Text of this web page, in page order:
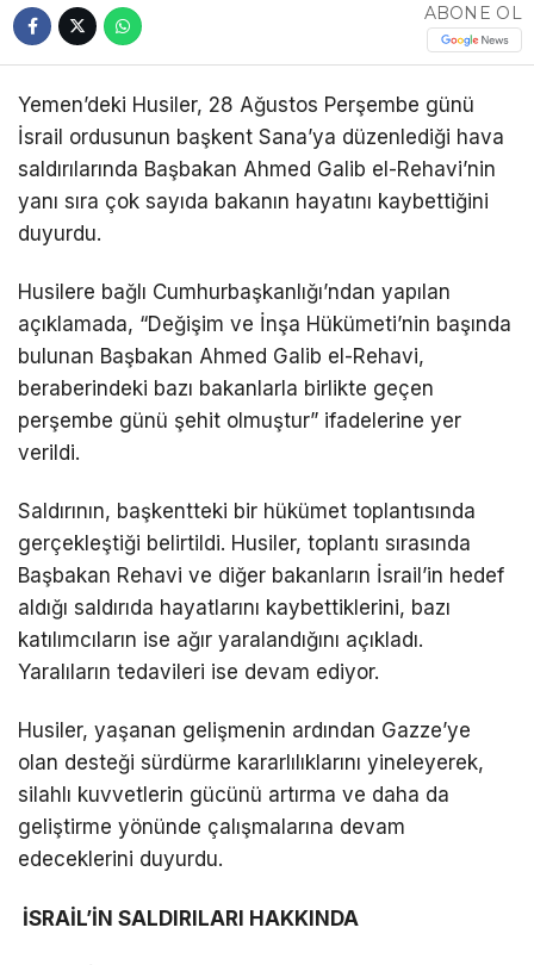
ABONE OL
Yemen’deki Husiler, 28 Ağustos Perşembe günü
İsrail ordusunun başkent Sana’ya düzenlediği hava
saldırılarında Başbakan Ahmed Galib el-Rehavi’nin
yanı sıra çok sayıda bakanın hayatını kaybettiğini
duyurdu.
Husilere bağlı Cumhurbaşkanlığı’ndan yapılan
açıklamada, “Değişim ve İnşa Hükümeti’nin başında
bulunan Başbakan Ahmed Galib el-Rehavi,
beraberindeki bazı bakanlarla birlikte geçen
perşembe günü şehit olmuştur” ifadelerine yer
verildi.
Saldırının, başkentteki bir hükümet toplantısında
gerçekleştiği belirtildi. Husiler, toplantı sırasında
Başbakan Rehavi ve diğer bakanların İsrail’in hedef
aldığı saldırıda hayatlarını kaybettiklerini, bazı
katılımcıların ise ağır yaralandığını açıkladı.
Yaralıların tedavileri ise devam ediyor.
Husiler, yaşanan gelişmenin ardından Gazze’ye
olan desteği sürdürme kararlılıklarını yineleyerek,
silahlı kuvvetlerin gücünü artırma ve daha da
geliştirme yönünde çalışmalarına devam
edeceklerini duyurdu.
İSRAİL’İN SALDIRILARI HAKKINDA